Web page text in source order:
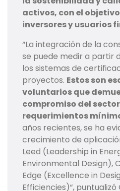
activos, con el
inversores y usuarios
“La integración de la
se puede medir a partir
los sistemas de
proyectos. Estos son
voluntarios que
compromiso del
requerimientos
años recientes, se ha
crecimiento de
Leed (Leadership in
Environmental Design),
Edge (Excellence in
Efficiencies)”, puntualizó